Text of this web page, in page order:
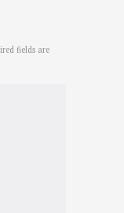
fields are